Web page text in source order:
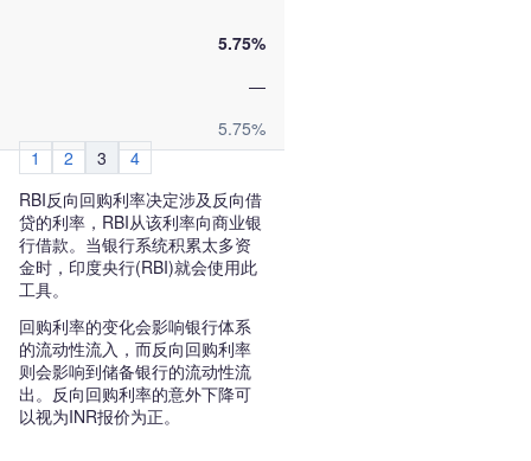
5.75%
—
5.75%
1
2 3
4
RBI反向回购利率决定涉及反向借
贷的利率，RBI从该利率向商业银
行借款。当银行系统积累太多资
金时，印度央行(RBI)就会使用此
工具。
回购利率的变化会影响银行体系
的流动性流入，而反向回购利率
则会影响到储备银行的流动性流
出。反向回购利率的意外下降可
以视为INR报价为正。